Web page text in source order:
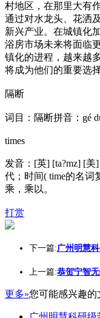
村地区，在那里大有
通过对水龙头、花洒
新兴产业。在城镇化
浴房市场未来将面临
镇化的进程，越来越
将成为他们的重要选
隔断
词目：隔断拼音：gé
times
发音：[英] [ta?mz] [
代；时间( time的名词
乘，乘以。
打赏
下一篇:广州明慧
上一篇:恭贺宁智
更多»您可能感兴趣的